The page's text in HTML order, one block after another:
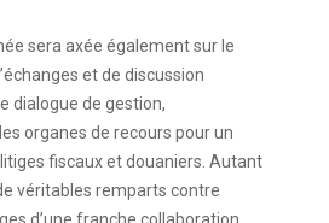
sera axée également sur le
et de discussion
dialogue de gestion,
organes de recours pour un
fiscaux et douaniers. Autant
véritables remparts contre